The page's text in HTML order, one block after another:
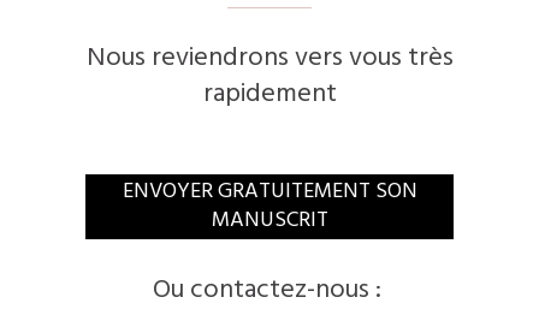
Nous reviendrons vers vous très
rapidement
​ENVOYER GRATUITEMENT SON
MANUSCRIT
​Ou contactez-nous :